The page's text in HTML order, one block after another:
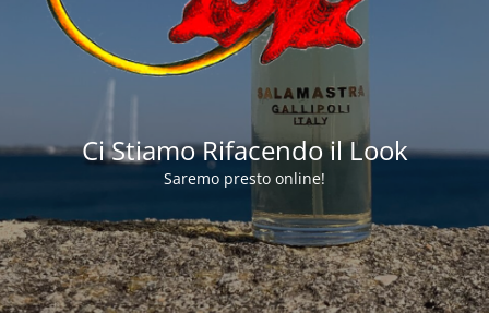
Ci Stiamo Rifacendo il Look
Saremo presto online!